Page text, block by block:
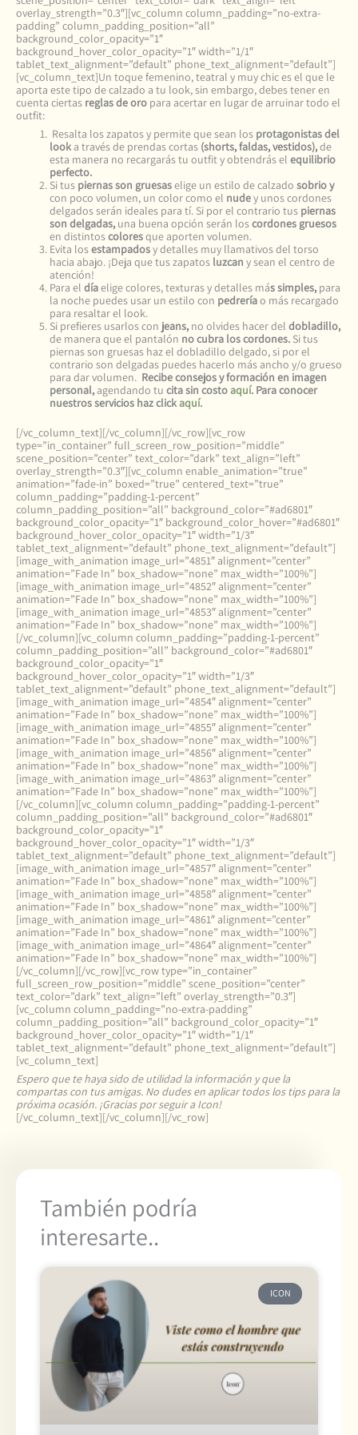
overlay_strength=”0.3″][vc_column column_padding=”no-extra-
padding” column_padding_position=”all”
background_color_opacity=”1″
background_hover_color_opacity=”1″ width=”1/1″
tablet_text_alignment=”default” phone_text_alignment=”default”]
[vc_column_text]Un toque femenino, teatral y muy chic es el que le
aporta este tipo de calzado a tu look, sin embargo, debes tener en
cuenta ciertas reglas de oro para acertar en lugar de arruinar todo el
outfit:
Resalta los zapatos y permite que sean los protagonistas del
looka través de prendas cortas (shorts, faldas, vestidos),de
esta manera no recargarás tu outfit y obtendrás el equilibrio
perfecto.
Si tus piernas son gruesaselige un estilo de calzado sobrio y
con poco volumen, un color como el nudey unos cordones
delgados serán ideales para tí. Si por el contrario tus piernas
son delgadas, una buena opción serán loscordones gruesos
en distintoscoloresque aporten volumen.
Evita losestampadosy detalles muy llamativos del torso
hacia abajo. ¡Deja que tus zapatos luzcan y sean el centro de
atención!
Para el díaelige colores, texturas y detalles más simples, para
la noche puedes usar un estilo con pedreríao más recargado
para resaltar el look.
Si prefieres usarlos con jeans, no olvides hacer del dobladillo,
de manera que el pantalón no cubra los cordones. Si tus
piernas son gruesas haz el dobladillo delgado, si por el
contrario son delgadas puedes hacerlo más ancho y/o grueso
para dar volumen. Recibe consejos y formación en imagen
personal,agendando tu cita sin costoaquí. Para conocer
nuestros servicios haz clickaquí.
[/vc_column_text][/vc_column][/vc_row][vc_row
type=”in_container” full_screen_row_position=”middle”
scene_position=”center” text_color=”dark” text_align=”left”
overlay_strength=”0.3″][vc_column enable_animation=”true”
animation=”fade-in” boxed=”true” centered_text=”true”
column_padding=”padding-1-percent”
column_padding_position=”all” background_color=”#ad6801″
background_color_opacity=”1″ background_color_hover=”#ad6801″
background_hover_color_opacity=”1″ width=”1/3″
tablet_text_alignment=”default” phone_text_alignment=”default”]
[image_with_animation image_url=”4851″ alignment=”center”
animation=”Fade In” box_shadow=”none” max_width=”100%”]
[image_with_animation image_url=”4852″ alignment=”center”
animation=”Fade In” box_shadow=”none” max_width=”100%”]
[image_with_animation image_url=”4853″ alignment=”center”
animation=”Fade In” box_shadow=”none” max_width=”100%”]
[/vc_column][vc_column column_padding=”padding-1-percent”
column_padding_position=”all” background_color=”#ad6801″
background_color_opacity=”1″
background_hover_color_opacity=”1″ width=”1/3″
tablet_text_alignment=”default” phone_text_alignment=”default”]
[image_with_animation image_url=”4854″ alignment=”center”
animation=”Fade In” box_shadow=”none” max_width=”100%”]
[image_with_animation image_url=”4855″ alignment=”center”
animation=”Fade In” box_shadow=”none” max_width=”100%”]
[image_with_animation image_url=”4856″ alignment=”center”
animation=”Fade In” box_shadow=”none” max_width=”100%”]
[image_with_animation image_url=”4863″ alignment=”center”
animation=”Fade In” box_shadow=”none” max_width=”100%”]
[/vc_column][vc_column column_padding=”padding-1-percent”
column_padding_position=”all” background_color=”#ad6801″
background_color_opacity=”1″
background_hover_color_opacity=”1″ width=”1/3″
tablet_text_alignment=”default” phone_text_alignment=”default”]
[image_with_animation image_url=”4857″ alignment=”center”
animation=”Fade In” box_shadow=”none” max_width=”100%”]
[image_with_animation image_url=”4858″ alignment=”center”
animation=”Fade In” box_shadow=”none” max_width=”100%”]
[image_with_animation image_url=”4861″ alignment=”center”
animation=”Fade In” box_shadow=”none” max_width=”100%”]
[image_with_animation image_url=”4864″ alignment=”center”
animation=”Fade In” box_shadow=”none” max_width=”100%”]
[/vc_column][/vc_row][vc_row type=”in_container”
full_screen_row_position=”middle” scene_position=”center”
text_color=”dark” text_align=”left” overlay_strength=”0.3″]
[vc_column column_padding=”no-extra-padding”
column_padding_position=”all” background_color_opacity=”1″
background_hover_color_opacity=”1″ width=”1/1″
tablet_text_alignment=”default” phone_text_alignment=”default”]
[vc_column_text]
Espero que te haya sido de utilidad la información y que la
compartas con tus amigas. No dudes en aplicar todos los tips para la
próxima ocasión. ¡Gracias por seguir a Icon!
[/vc_column_text][/vc_column][/vc_row]
También podría
interesarte..
ICON